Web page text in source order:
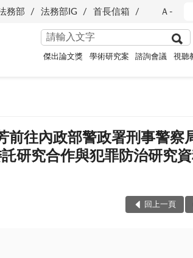
務部 法務部IG 首長信箱 Ａ-
傑出論文獎 學術研究案 諮詢會議 視聽
前往內政部警政署刑事警察
研究合作與犯罪防治研究
回上一頁